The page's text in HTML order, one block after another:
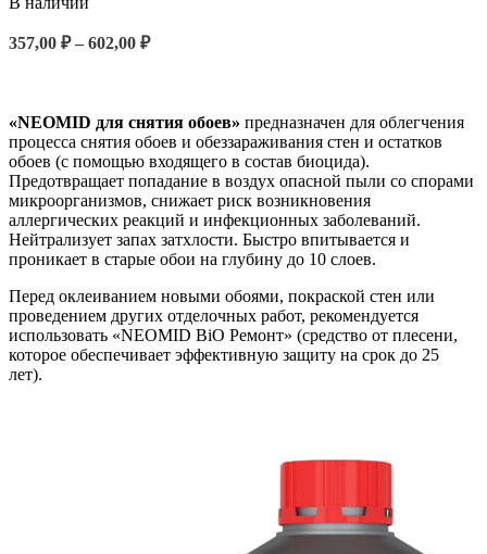
357,00 ₽ – 602,00 ₽
«NEOMID для снятия обоев» предназначен для облегчения
процесса снятия обоев и обеззараживания стен и остатков
обоев (с помощью входящего в состав биоцида).
Предотвращает попадание в воздух опасной пыли со спорами
микроорганизмов, снижает риск возникновения
аллергических реакций и инфекционных заболеваний.
Нейтрализует запах затхлости. Быстро впитывается и
проникает в старые обои на глубину до 10 слоев.
Перед оклеиванием новыми обоями, покраской стен или
проведением других отделочных работ, рекомендуется
использовать «NEOMID BiO Ремонт» (средство от плесени,
которое обеспечивает эффективную защиту на срок до 25
лет).